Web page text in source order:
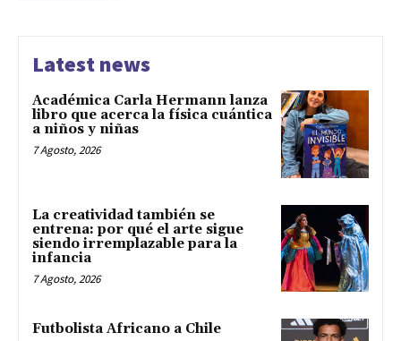
Latest news
Académica Carla Hermann lanza
libro que acerca la física cuántica
a niños y niñas
7 Agosto, 2026
La creatividad también se
entrena: por qué el arte sigue
siendo irremplazable para la
infancia
7 Agosto, 2026
Futbolista Africano a Chile